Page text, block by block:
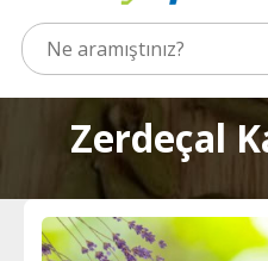
Zerdeçal